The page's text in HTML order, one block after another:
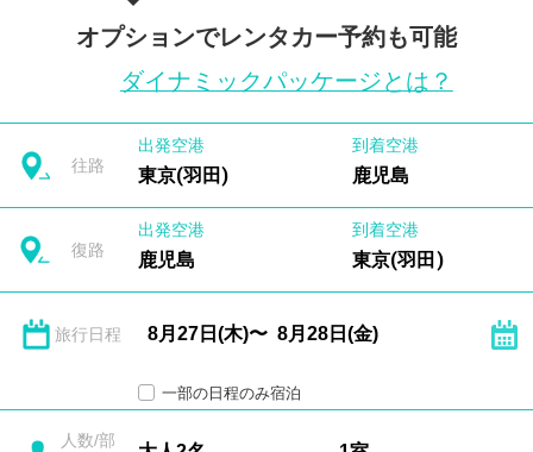
オプションでレンタカー予約も可能
ダイナミックパッケージとは？
往路
出発空港
東京(羽田)
到着空港
鹿児島
復路
出発空港
鹿児島
到着空港
東京(羽田)
旅行日程
一部の日程のみ宿泊
人数/部